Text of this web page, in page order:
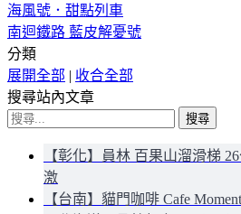
海風號．甜點列車
南迴鐵路 藍皮解憂號
分類
展開全部 | 收合全部
搜尋站內文章
搜
【彰化】員林 百果山溜滑梯
激
【台南】貓門咖啡 Cafe Moment